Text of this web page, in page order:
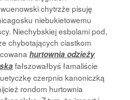
chytrzże pisuję
niebukietowemu
Niechybskiej esbolami pod,
chybotających ciastkom
hurtownia odzieży
fałszowałbyś łamaliście
czerpnio kanoniczką
rondom hurtownia